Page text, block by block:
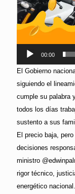
00:00
El Gobierno
siguiendo el
cumple su palabra
todos los días
sustento a sus
El precio baja,
decisiones
ministro
rigor técnico,
energético nacional.